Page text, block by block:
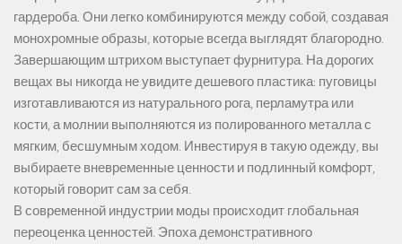
гардероба. Они легко комбинируются между собой, создавая
монохромные образы, которые всегда выглядят благородно.
Завершающим штрихом выступает фурнитура. На дорогих
вещах вы никогда не увидите дешевого пластика: пуговицы
изготавливаются из натурального рога, перламутра или
кости, а молнии выполняются из полированного металла с
мягким, бесшумным ходом. Инвестируя в такую одежду, вы
выбираете вневременные ценности и подлинный комфорт,
который говорит сам за себя.
В современной индустрии моды происходит глобальная
переоценка ценностей. Эпоха демонстративного